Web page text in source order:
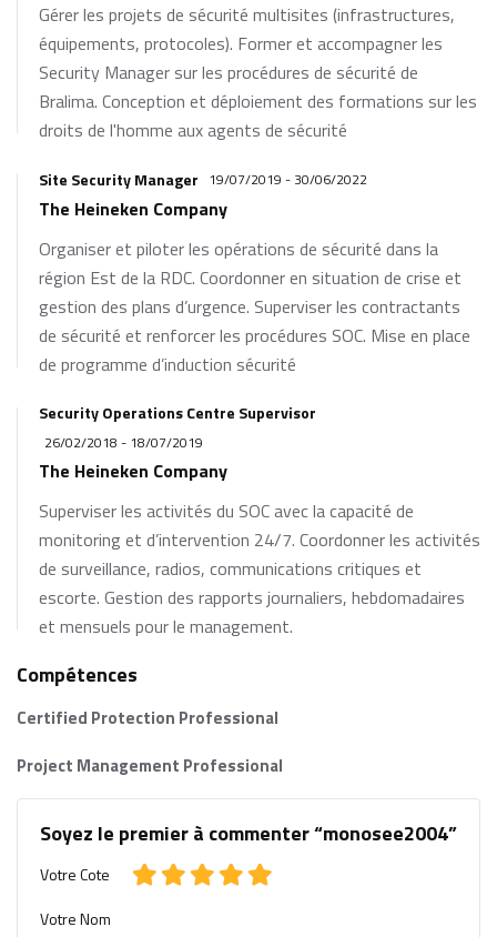
Gérer les projets de sécurité multisites (infrastructures,
équipements, protocoles). Former et accompagner les
Security Manager sur les procédures de sécurité de
Bralima. Conception et déploiement des formations sur les
droits de l'homme aux agents de sécurité
Site Security Manager 19/07/2019 - 30/06/2022
The Heineken Company
Organiser et piloter les opérations de sécurité dans la
région Est de la RDC. Coordonner en situation de crise et
gestion des plans d’urgence. Superviser les contractants
de sécurité et renforcer les procédures SOC. Mise en place
de programme d’induction sécurité
Security Operations Centre Supervisor
26/02/2018 - 18/07/2019
The Heineken Company
Superviser les activités du SOC avec la capacité de
monitoring et d’intervention 24/7. Coordonner les activités
de surveillance, radios, communications critiques et
escorte. Gestion des rapports journaliers, hebdomadaires
et mensuels pour le management.
Compétences
Certified Protection Professional
Project Management Professional
Soyez le premier à commenter “monosee2004”
Votre Cote
Votre Nom